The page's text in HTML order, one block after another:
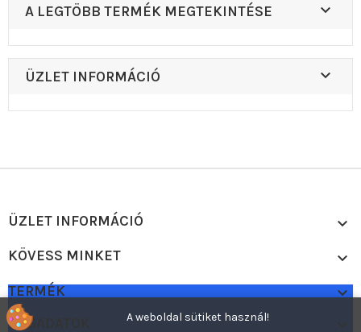
A LEGTÖBB TERMÉK MEGTEKINTÉSE 
ÜZLET INFORMÁCIÓ 
ÜZLET INFORMÁCIÓ 
KÖVESS MINKET 
TERMÉK 
CÉGADATOK A weboldal sütiket használ!